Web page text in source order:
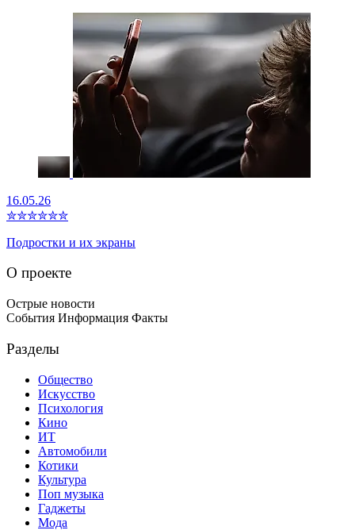
16.05.26
✮✮✮✮✮✮
Подростки и их экраны
О проекте
Острые новости
События Информация Факты
Разделы
Общество
Искусство
Психология
Кино
ИТ
Автомобили
Котики
Культура
Поп музыка
Гаджеты
Мода